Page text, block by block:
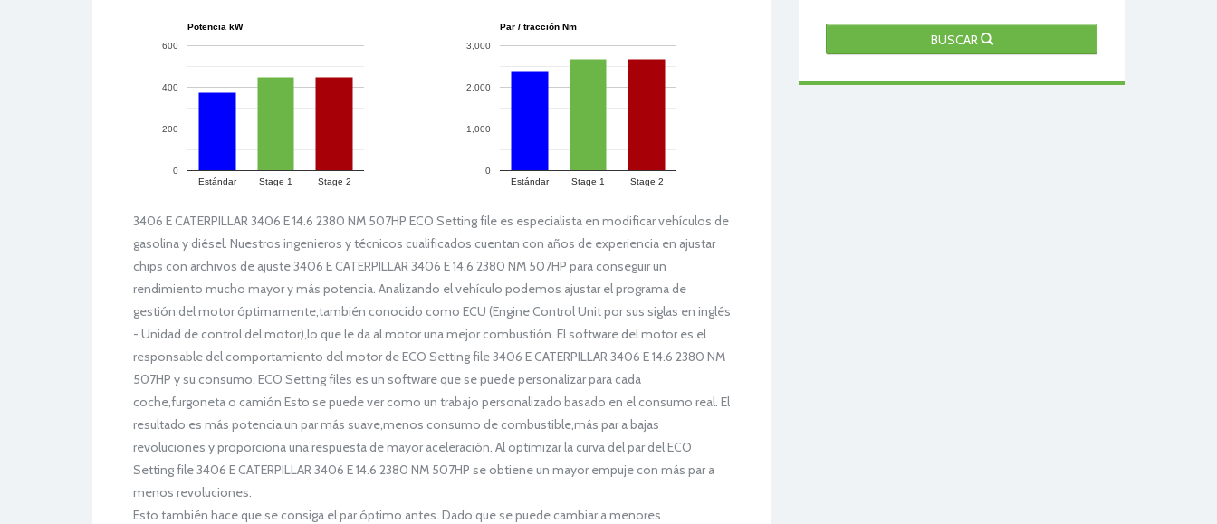
Potencia kW
Estándar Stage 1 Stage 2
0
200
400
600
Par / tracción Nm
Estándar Stage 1 Stage 2
0
1,000
2,000
3,000
3406 E CATERPILLAR 3406 E 14.6 2380 NM 507HP ECO Setting file es especialista en modificar vehículos de
gasolina y diésel. Nuestros ingenieros y técnicos cualificados cuentan con años de experiencia en ajustar
chips con archivos de ajuste 3406 E CATERPILLAR 3406 E 14.6 2380 NM 507HP para conseguir un
rendimiento mucho mayor y más potencia. Analizando el vehículo podemos ajustar el programa de
gestión del motor óptimamente,también conocido como ECU (Engine Control Unit por sus siglas en inglés
- Unidad de control del motor),lo que le da al motor una mejor combustión. El software del motor es el
responsable del comportamiento del motor de ECO Setting file 3406 E CATERPILLAR 3406 E 14.6 2380 NM
507HP y su consumo. ECO Setting files es un software que se puede personalizar para cada
coche,furgoneta o camión Esto se puede ver como un trabajo personalizado basado en el consumo real. El
resultado es más potencia,un par más suave,menos consumo de combustible,más par a bajas
revoluciones y proporciona una respuesta de mayor aceleración. Al optimizar la curva del par del ECO
Setting file 3406 E CATERPILLAR 3406 E 14.6 2380 NM 507HP se obtiene un mayor empuje con más par a
menos revoluciones.
Esto también hace que se consiga el par óptimo antes. Dado que se puede cambiar a menores
BUSCAR